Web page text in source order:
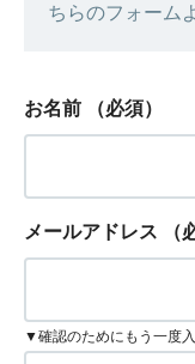
ちらのフォーム
お名前 （必須）
メールアドレス （
▼確認のためにもう一度入